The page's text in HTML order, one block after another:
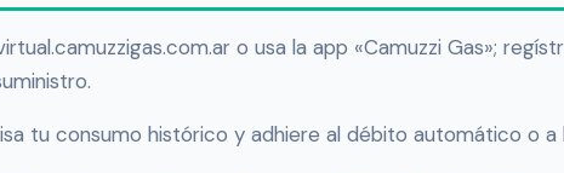
o usa la app «Camuzzi Gas»;
tu consumo histórico y adhiere al débito automático o a